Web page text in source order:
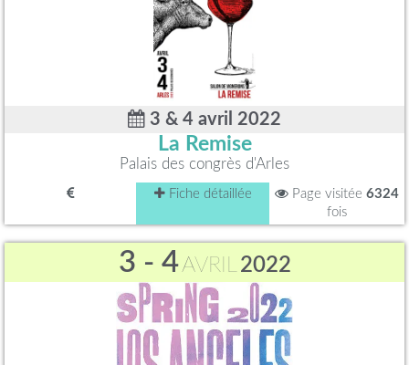
3 & 4 avril 2022
La Remise
Palais des congrès d'Arles
Fiche détaillée Page visitée 6324
fois
3 - 4AVRIL2022